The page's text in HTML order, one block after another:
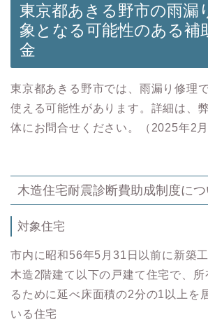
東京都あきる野市の雨漏
象となる可能性のある補
金
東京都あきる野市では、雨漏り修理
使える可能性があります。詳細は、
体にお問合せください。（2025年2月
木造住宅耐震診断費助成制度につ
対象住宅
市内に昭和56年5月31日以前に新築
木造2階建て以下の戸建て住宅で、
るために延べ床面積の2分の1以上を
いる住宅